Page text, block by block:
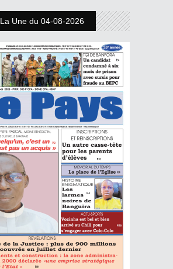
La Une du 04-08-2026